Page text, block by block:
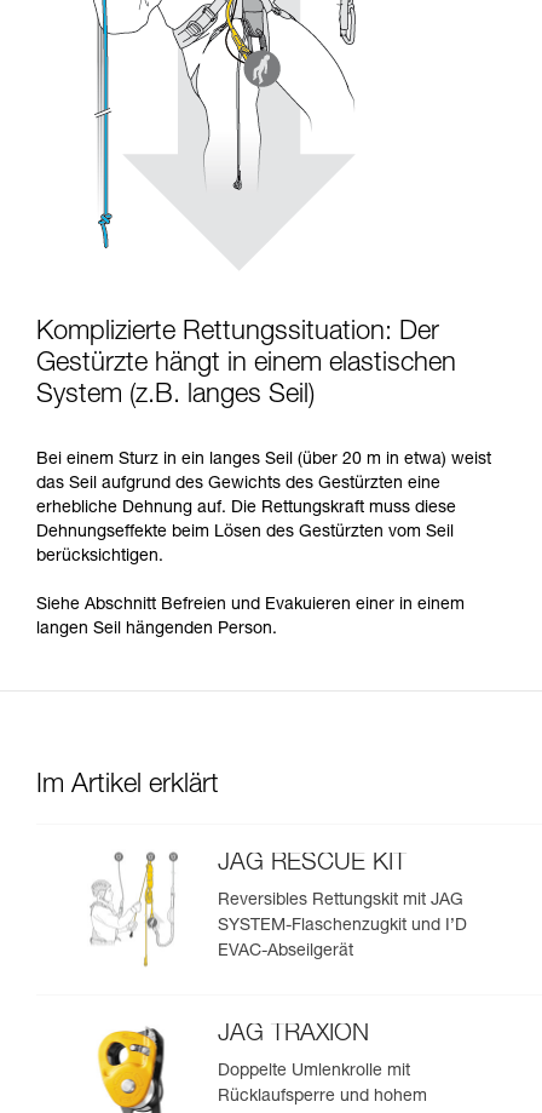
Komplizierte Rettungssituation: Der
Gestürzte hängt in einem elastischen
System (z.B. langes Seil)
Bei einem Sturz in ein langes Seil (über 20 m in etwa) weist
das Seil aufgrund des Gewichts des Gestürzten eine
erhebliche Dehnung auf. Die Rettungskraft muss diese
Dehnungseffekte beim Lösen des Gestürzten vom Seil
berücksichtigen.
Siehe Abschnitt Befreien und Evakuieren einer in einem
langen Seil hängenden Person.
Im Artikel erklärt
JAG RESCUE KIT
Reversibles Rettungskit mit JAG
SYSTEM-Flaschenzugkit und I’D
EVAC-Abseilgerät
JAG TRAXION
Doppelte Umlenkrolle mit
Rücklaufsperre und hohem